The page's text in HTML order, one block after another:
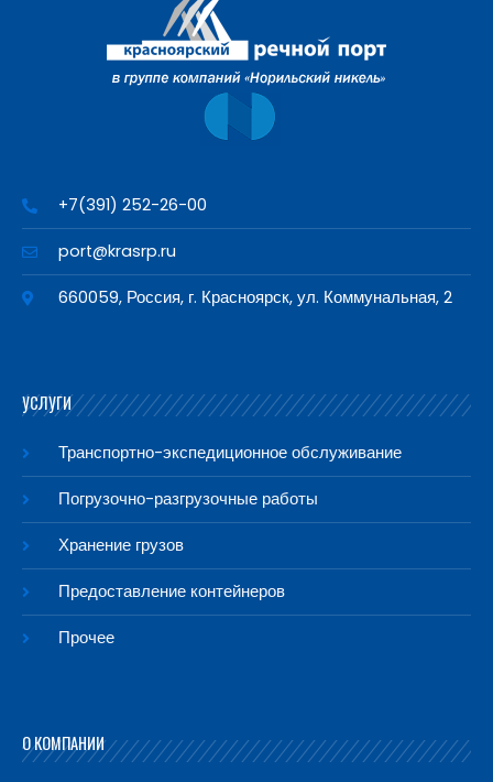
+7(391) 252-26-00
port@krasrp.ru
660059, Россия, г. Красноярск, ул. Коммунальная, 2
УСЛУГИ
Транспортно-экспедиционное обслуживание
Погрузочно-разгрузочные работы
Хранение грузов
Предоставление контейнеров
Прочее
О КОМПАНИИ